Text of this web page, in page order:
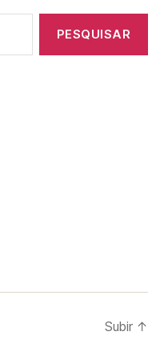
Subir ↑